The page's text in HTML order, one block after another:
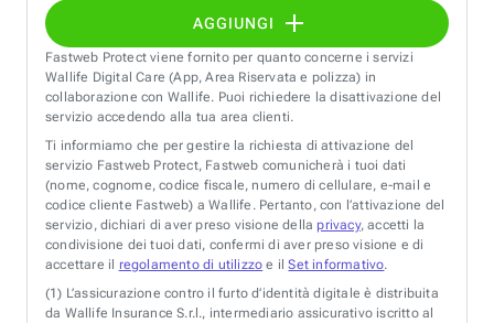
AGGIUNGI
Fastweb Protect viene fornito per quanto concerne i servizi
Wallife Digital Care (App, Area Riservata e polizza) in
collaborazione con Wallife. Puoi richiedere la disattivazione del
servizio accedendo alla tua area clienti.
Ti informiamo che per gestire la richiesta di attivazione del
servizio Fastweb Protect, Fastweb comunicherà i tuoi dati
(nome, cognome, codice fiscale, numero di cellulare, e-mail e
codice cliente Fastweb) a Wallife. Pertanto, con l’attivazione del
servizio, dichiari di aver preso visione della privacy, accetti la
condivisione dei tuoi dati, confermi di aver preso visione e di
accettare il regolamento di utilizzo e ilSet informativo.
(1) L’assicurazione contro il furto d’identità digitale è distribuita
da Wallife Insurance S.r.l., intermediario assicurativo iscritto al